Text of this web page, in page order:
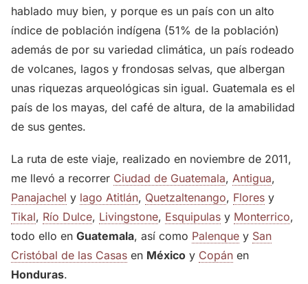
hablado muy bien, y porque es un país con un alto
índice de población indígena (51% de la población)
además de por su variedad climática, un país rodeado
de volcanes, lagos y frondosas selvas, que albergan
unas riquezas arqueológicas sin igual. Guatemala es el
país de los mayas, del café de altura, de la amabilidad
de sus gentes.
La ruta de este viaje, realizado en noviembre de 2011,
me llevó a recorrer Ciudad de Guatemala, Antigua,
Panajachel y lago Atitlán, Quetzaltenango, Flores y
Tikal, Río Dulce, Livingstone, Esquipulas y Monterrico,
todo ello en Guatemala, así como Palenque y San
Cristóbal de las Casas en México y Copán en
Honduras.